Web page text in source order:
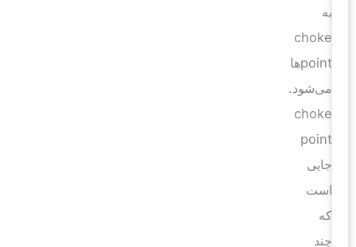
choke
pointها
می‌شود.
choke
point
جایی
است
چند